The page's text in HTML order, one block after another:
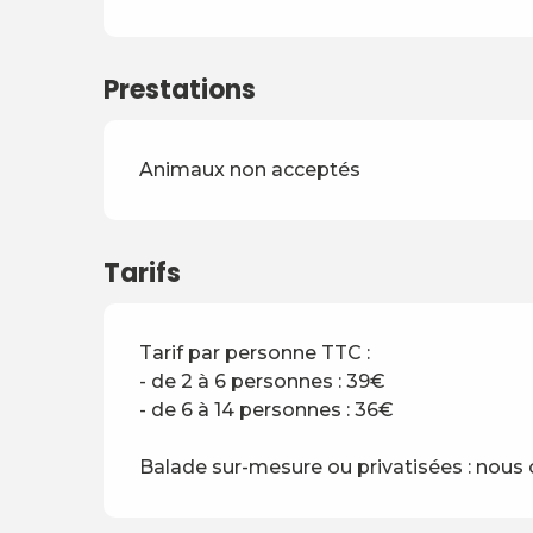
Prestations
Animaux non acceptés
Tarifs
Tarif par personne TTC :
- de 2 à 6 personnes : 39€
- de 6 à 14 personnes : 36€
Balade sur-mesure ou privatisées : nous